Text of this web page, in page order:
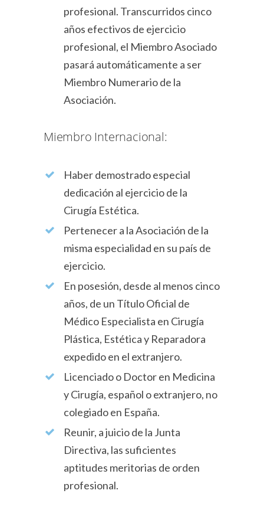
profesional. Transcurridos cinco
años efectivos de ejercicio
profesional, el Miembro Asociado
pasará automáticamente a ser
Miembro Numerario de la
Asociación.
Miembro Internacional:
Haber demostrado especial
dedicación al ejercicio de la
Cirugía Estética.
Pertenecer a la Asociación de la
misma especialidad en su país de
ejercicio.
En posesión, desde al menos cinco
años, de un Título Oficial de
Médico Especialista en Cirugía
Plástica, Estética y Reparadora
expedido en el extranjero.
Licenciado o Doctor en Medicina
y Cirugía, español o extranjero, no
colegiado en España.
Reunir, a juicio de la Junta
Directiva, las suficientes
aptitudes meritorias de orden
profesional.